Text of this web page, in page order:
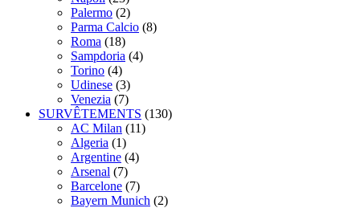
Palermo (2)
Parma Calcio (8)
Roma (18)
Sampdoria (4)
Torino (4)
Udinese (3)
Venezia (7)
SURVÊTEMENTS (130)
AC Milan (11)
Algeria (1)
Argentine (4)
Arsenal (7)
Barcelone (7)
Bayern Munich (2)